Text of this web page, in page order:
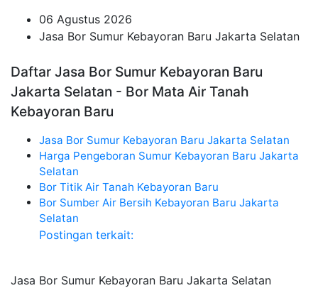
06 Agustus 2026
Jasa Bor Sumur Kebayoran Baru Jakarta Selatan
Daftar Jasa Bor Sumur Kebayoran Baru
Jakarta Selatan - Bor Mata Air Tanah
Kebayoran Baru
Jasa Bor Sumur Kebayoran Baru Jakarta Selatan
Harga Pengeboran Sumur Kebayoran Baru Jakarta
Selatan
Bor Titik Air Tanah Kebayoran Baru
Bor Sumber Air Bersih Kebayoran Baru Jakarta
Selatan
Postingan terkait:
Jasa Bor Sumur Kebayoran Baru Jakarta Selatan